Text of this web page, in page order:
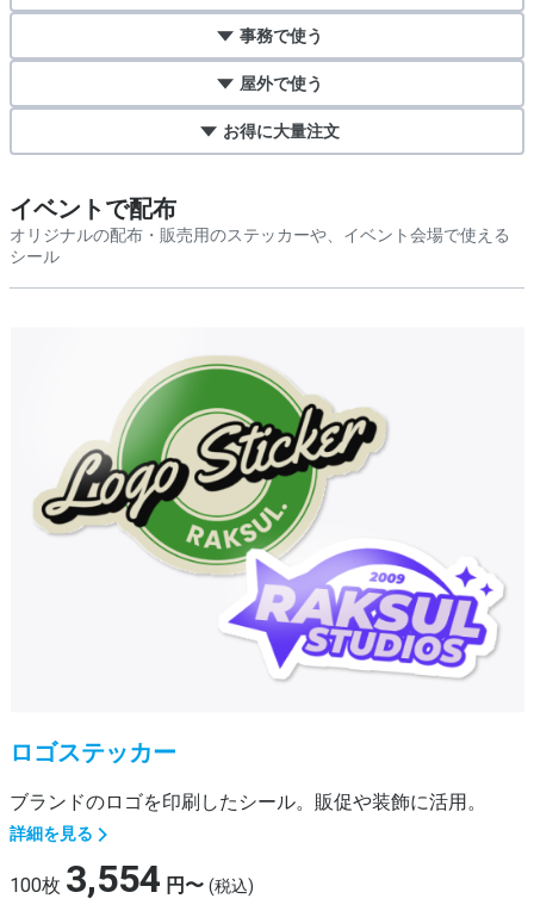
事務で使う
屋外で使う
お得に大量注文
イベントで配布
オリジナルの配布・販売用のステッカーや、イベント会場で使える
シール
ロゴステッカー
ブランドのロゴを印刷したシール。販促や装飾に活用。
詳細を見る
100枚 3,554 円〜 (税込)